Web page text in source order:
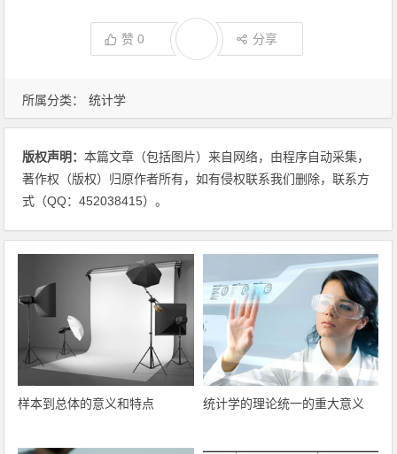
赞0 分享
所属分类： 统计学
版权声明：本篇文章（包括图片）来自网络，由程序自动采集，
著作权（版权）归原作者所有，如有侵权联系我们删除，联系方
式（QQ：452038415）。
样本到总体的意义和特点 统计学的理论统一的重大意义